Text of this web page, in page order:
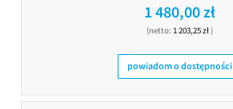
1 480,00 zł
(netto: 1 203,25 zł)
powiadom o dostępności